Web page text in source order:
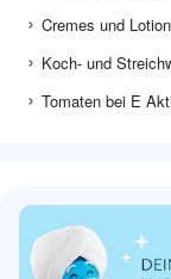
Cremes und
Koch- und
Tomaten bei E